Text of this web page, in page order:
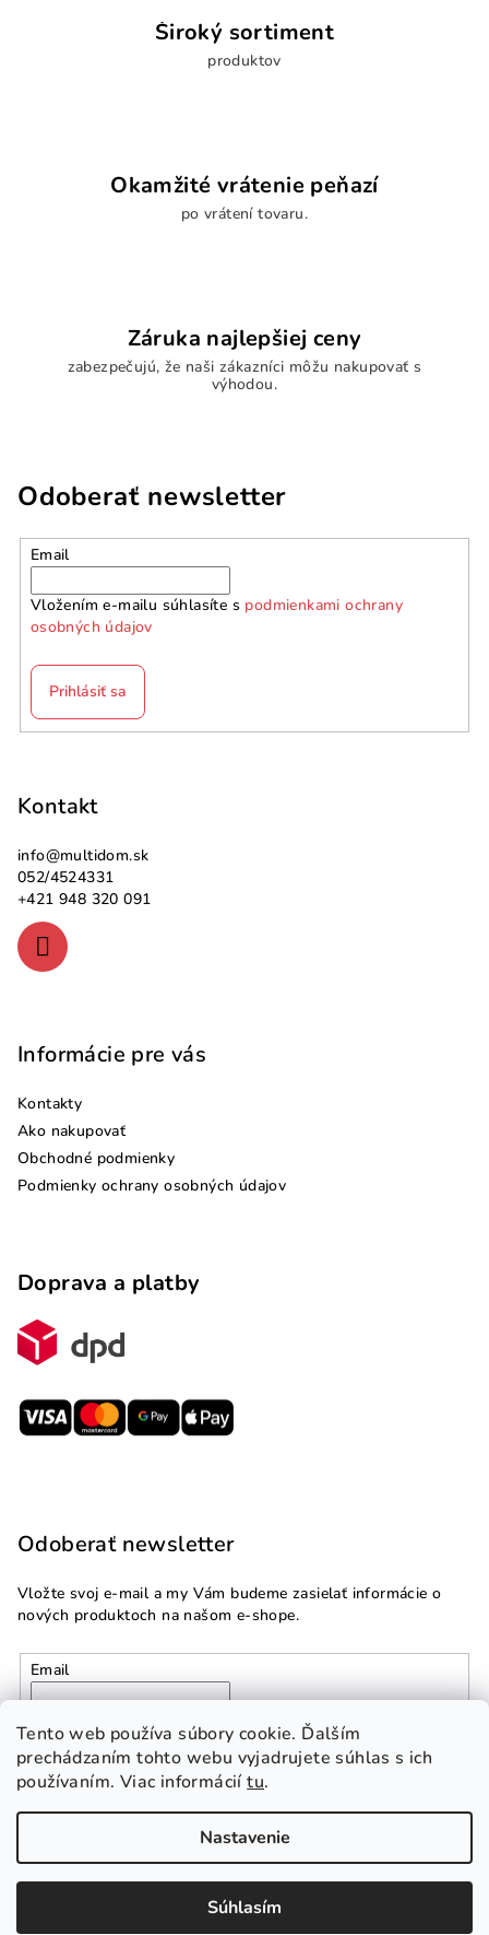
Tento web používa súbory cookie. Ďalším
prechádzaním tohto webu vyjadrujete súhlas s ich
používaním. Viac informáciítu.
Nastavenie
Súhlasím
y
v
ý
u
Široký sortiment
produktov
Okamžité vrátenie peňazí
po vrátení tovaru.
Záruka najlepšiej ceny
zabezpečujú, že naši zákazníci môžu nakupovať s
výhodou.
Odoberať newsletter
Email
Vložením e-mailu súhlasíte s podmienkami ochrany
osobných údajov
Prihlásiť sa
Kontakt
info@multidom.sk
052/4524331
+421 948 320 091
Informácie pre vás
Kontakty
Ako nakupovať
Obchodné podmienky
Podmienky ochrany osobných údajov
Doprava a platby
Odoberať newsletter
Vložte svoj e-mail a my Vám budeme zasielať informácie o
nových produktoch na našom e-shope.
Email
podmienkami ochrany
osobných údajov